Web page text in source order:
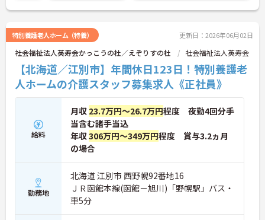
特別養護老人ホーム（特養） 更新日：2026年06月02日
社会福祉法人英寿会かっこうの杜／えぞりすの杜 社会福祉法人英寿会
【北海道／江別市】年間休日123日！特別養護老
人ホームの介護スタッフ募集求人《正社員》
給料
月収 23.7万円～26.7万円程度 夜勤4回分手
当含む諸手当込
年収306万円～349万円程度 賞与3.2ヵ月
の場合
勤務地
北海道 江別市 西野幌92番地16
ＪＲ函館本線(函館－旭川)「野幌駅」バス・
車5分